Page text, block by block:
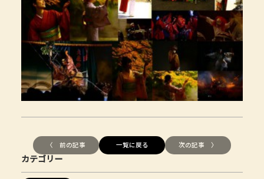
〈 前の記事 一覧に戻る 次の記事 〉
カテゴリー